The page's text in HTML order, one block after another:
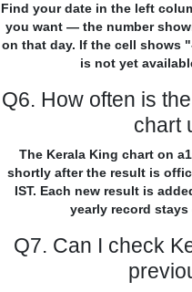
Find your date in the left
you want — the number
on that day. If the cell shows
is not yet
Q6. How often is
chart
The Kerala King chart on
shortly after the result is
IST. Each new result is
yearly record
Q7. Can I check